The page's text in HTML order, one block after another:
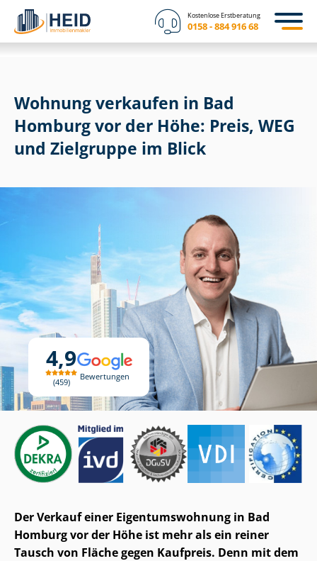
Kostenlose Erstberatung
0158 - 884 916 68
4,9
459
Bewertungen
Wohnung verkaufen in Bad
Homburg vor der Höhe: Preis, WEG
und Zielgruppe im Blick
Der Verkauf einer Ei­gen­tums­woh­nung in Bad
Homburg vor der Höhe ist mehr als ein reiner
Tausch von Fläche gegen Kaufpreis. Denn mit dem